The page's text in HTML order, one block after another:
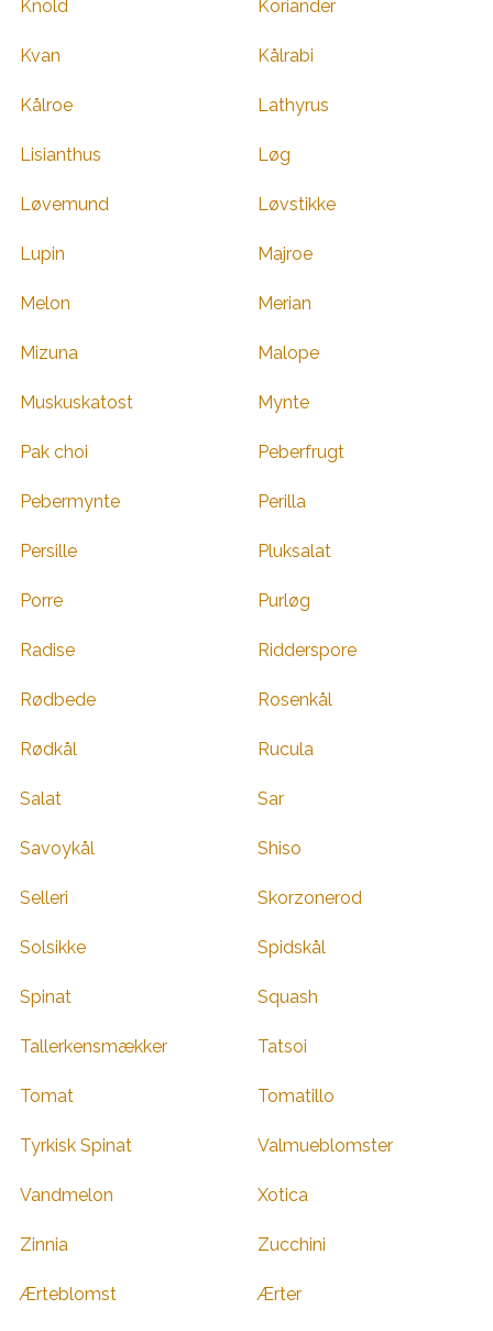
Knold Koriander
Kvan Kålrabi
Kålroe Lathyrus
Lisianthus Løg
Løvemund Løvstikke
Lupin Majroe
Melon Merian
Mizuna Malope
Muskuskatost Mynte
Pak choi Peberfrugt
Pebermynte Perilla
Persille Pluksalat
Porre Purløg
Radise Ridderspore
Rødbede Rosenkål
Rødkål Rucula
Salat Sar
Savoykål Shiso
Selleri Skorzonerod
Solsikke Spidskål
Spinat Squash
Tallerkensmækker Tatsoi
Tomat Tomatillo
Tyrkisk Spinat Valmueblomster
Vandmelon Xotica
Zinnia Zucchini
Ærteblomst Ærter